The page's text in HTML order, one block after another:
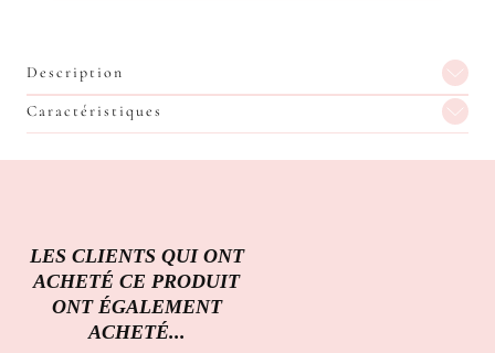
Description
Caractéristiques
LES CLIENTS QUI ONT
ACHETÉ CE PRODUIT
ONT ÉGALEMENT
ACHETÉ...